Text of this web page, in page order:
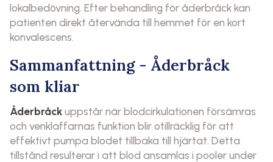
lokalbedövning. Efter behandling för åderbråck kan
patienten direkt återvända till hemmet för en kort
konvalescens.
Sammanfattning - Åderbråck
som kliar
Åderbråckuppstår när blodcirkulationen försämras
och venklaffarnas funktion blir otillräcklig för att
effektivt pumpa blodet tillbaka till hjärtat. Detta
tillstånd resulterar i att blod ansamlas i pooler under